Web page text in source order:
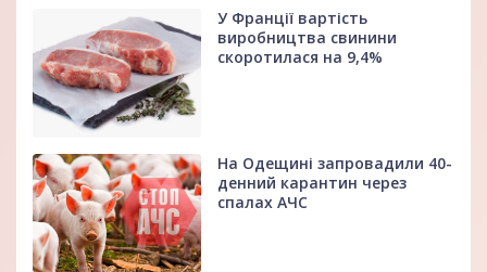
У Франції вартість
виробництва свинини
скоротилася на 9,4%
На Одещині запровадили 40-
денний карантин через
спалах АЧС